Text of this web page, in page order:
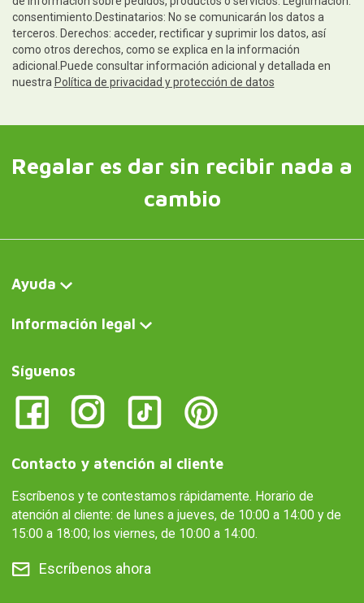
consentimiento.Destinatarios: No se comunicarán los datos a
terceros. Derechos: acceder, rectificar y suprimir los datos, así
como otros derechos, como se explica en la información
adicional.Puede consultar información adicional y detallada en
nuestra Política de privacidad y protección de datos
Regalar es dar sin recibir nada a
cambio
Ayuda
Información legal
Síguenos
Contacto y atención al cliente
Escríbenos y te contestamos rápidamente. Horario de
atención al cliente: de lunes a jueves, de 10:00 a 14:00 y de
15:00 a 18:00; los viernes, de 10:00 a 14:00.
Escríbenos ahora